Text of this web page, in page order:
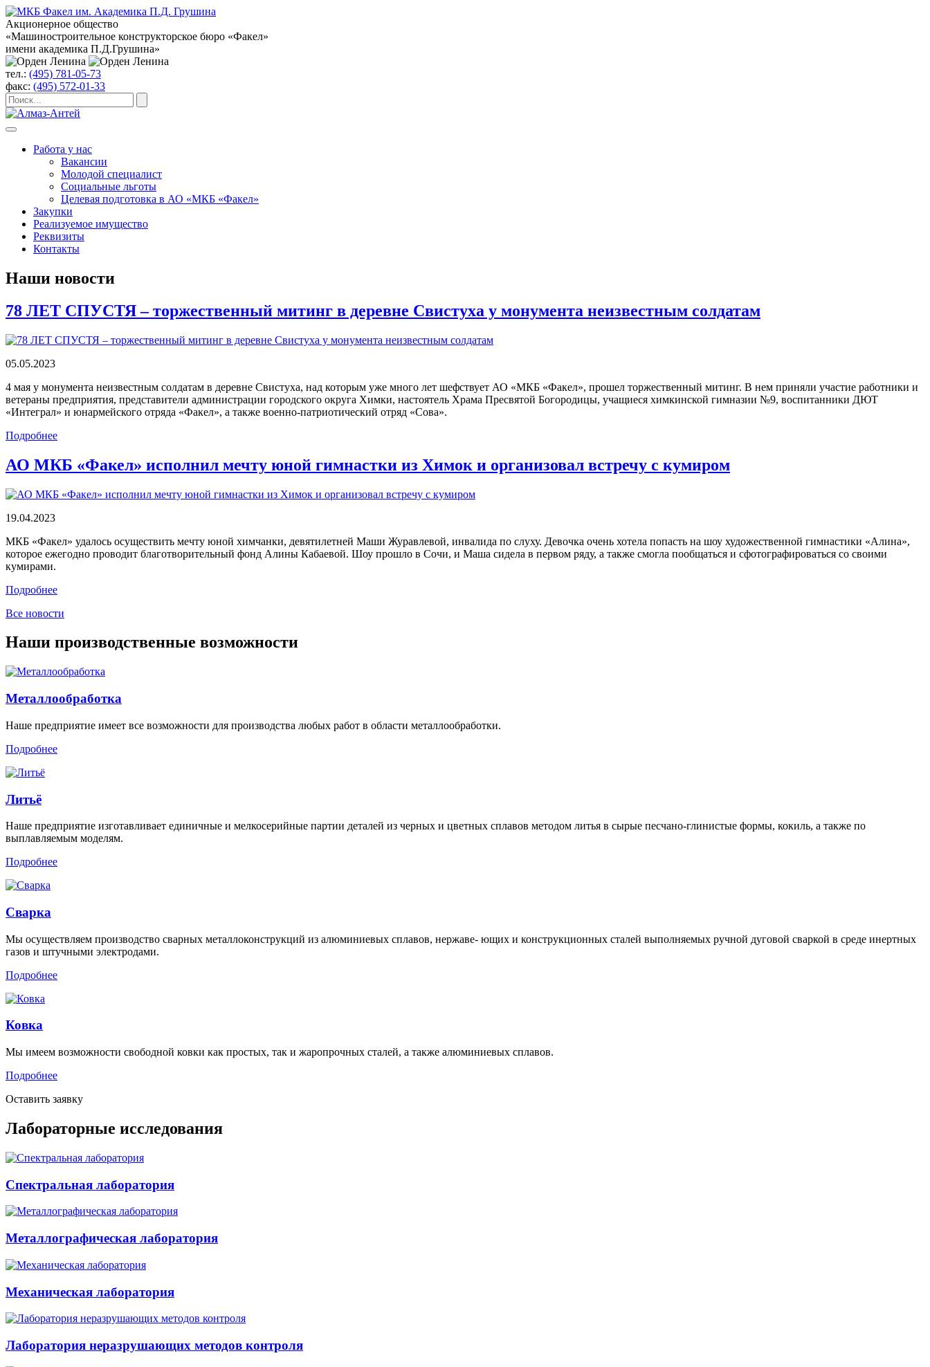
Акционерное общество
«Машиностроительное конструкторское бюро «Факел»
имени академика П.Д.Грушина»
тел.: (495) 781-05-73
факс: (495) 572-01-33
Работа у нас
Вакансии
Молодой специалист
Социальные льготы
Целевая подготовка в АО «МКБ «Факел»
Закупки
Реализуемое имущество
Реквизиты
Контакты
Наши новости
78 ЛЕТ СПУСТЯ – торжественный митинг в деревне Свистуха у монумента неизвестным солдатам
05.05.2023
4 мая у монумента неизвестным солдатам в деревне Свистуха, над которым уже много лет шефствует АО «МКБ «Факел», прошел торжественный митинг. В нем приняли участие работники и
ветераны предприятия, представители администрации городского округа Химки, настоятель Храма Пресвятой Богородицы, учащиеся химкинской гимназии №9, воспитанники ДЮТ
«Интеграл» и юнармейского отряда «Факел», а также военно-патриотический отряд «Сова».
Подробнее
АО МКБ «Факел» исполнил мечту юной гимнастки из Химок и организовал встречу с кумиром
19.04.2023
МКБ «Факел» удалось осуществить мечту юной химчанки, девятилетней Маши Журавлевой, инвалида по слуху. Девочка очень хотела попасть на шоу художественной гимнастики «Алина»,
которое ежегодно проводит благотворительный фонд Алины Кабаевой. Шоу прошло в Сочи, и Маша сидела в первом ряду, а также смогла пообщаться и сфотографироваться со своими
кумирами.
Подробнее
Все новости
Наши производственные возможности
Металлообработка
Наше предприятие имеет все возможности для производства любых работ в области металлообработки.
Подробнее
Литьё
Наше предприятие изготавливает единичные и мелкосерийные партии деталей из черных и цветных сплавов методом литья в сырые песчано-глинистые формы, кокиль, а также по
выплавляемым моделям.
Подробнее
Сварка
Мы осуществляем производство сварных металлоконструкций из алюминиевых сплавов, нержаве- ющих и конструкционных сталей выполняемых ручной дуговой сваркой в среде инертных
газов и штучными электродами.
Подробнее
Ковка
Мы имеем возможности свободной ковки как простых, так и жаропрочных сталей, а также алюминиевых сплавов.
Подробнее
Оставить заявку
Лабораторные исследования
Спектральная лаборатория
Металлографи­ческая лаборатория
Механическая лаборатория
Лаборатория неразрушающих методов контроля